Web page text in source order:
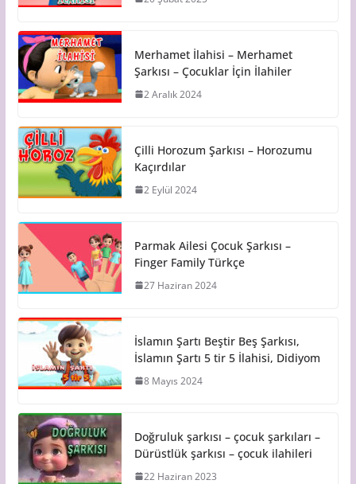
Merhamet İlahisi – Merhamet
Şarkısı – Çocuklar İçin İlahiler
2 Aralık 2024
Çilli Horozum Şarkısı – Horozumu
Kaçırdılar
2 Eylül 2024
Parmak Ailesi Çocuk Şarkısı –
Finger Family Türkçe
27 Haziran 2024
İslamın Şartı Beştir Beş Şarkısı,
İslamın Şartı 5 tir 5 İlahisi, Didiyom
8 Mayıs 2024
Doğruluk şarkısı – çocuk şarkıları –
Dürüstlük şarkısı – çocuk ilahileri
22 Haziran 2023